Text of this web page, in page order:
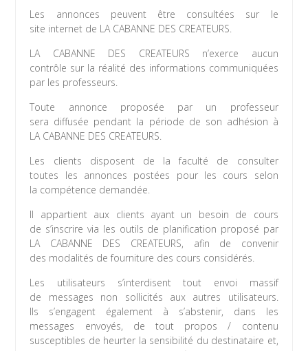
Les annonces peuvent être consultées sur le
site internet de LA CABANNE DES CREATEURS.
LA CABANNE DES CREATEURS n’exerce aucun
contrôle sur la réalité des informations communiquées
par les professeurs.
Toute annonce proposée par un professeur
sera diffusée pendant la période de son adhésion à
LA CABANNE DES CREATEURS.
Les clients disposent de la faculté de consulter
toutes les annonces postées pour les cours selon
la compétence demandée.
Il appartient aux clients ayant un besoin de cours
de s’inscrire via les outils de planification proposé par
LA CABANNE DES CREATEURS, afin de convenir
des modalités de fourniture des cours considérés.
Les utilisateurs s’interdisent tout envoi massif
de messages non sollicités aux autres utilisateurs.
Ils s’engagent également à s’abstenir, dans les
messages envoyés, de tout propos / contenu
susceptibles de heurter la sensibilité du destinataire et,